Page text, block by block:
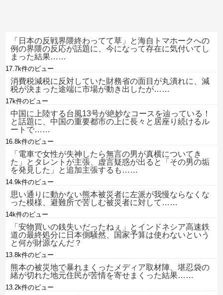
「日本の反戦界隈終わってて草」と海自トマホークへの
例の界隈の反応が話題に、今になって存在に気付いてし
まった結果……
17.7k件のビュー
消費税減税に反対していた財務省の面目が丸潰れに、減
税が決まった途端に市場が動き出したが……
17k件のビュー
中国に上陸する台風13号が絶妙なコースを辿っている！
と話題に、中国の重要都市の上に長々と居座り続けるル
ートで……
16.8k件のビュー
「電車で女性が失神したら無言の男が真横についてき
た」とタレントが主張、虚言疑惑が出ると「その男の垢
を発見した」と追加主張するも……
14.9k件のビュー
思い通りに動かない熊本被災者に左派が我慢ならなくな
った模様、避難所で苦しむ被災者に対して……
14k件のビュー
「安物買いの銭失いだったねぇ」とインドネシア高速鉄
道の最終処分に日本側騒然、国家予算は使わないという
と何が財源なんだ？
13.8k件のビュー
熊本の被災地で暴れまくったメディア取材陣、堪忍袋の
緒が切れた地元住民が苦情を寄せまくった結果……
13.2k件のビュー